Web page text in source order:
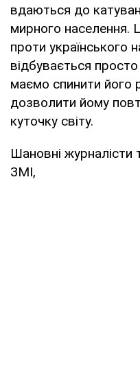
вдаються до
мирного населення.
проти українського
відбувається
маємо спинити його
дозволити йому
куточку світу.
Шановні журналісти
ЗМІ,